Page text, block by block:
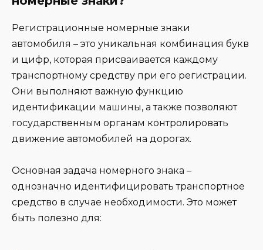
Регистрационные номерные знаки
автомобиля – это уникальная комбинация букв
и цифр, которая присваивается каждому
транспортному средству при его регистрации.
Они выполняют важную функцию
идентификации машины, а также позволяют
государственным органам контролировать
движение автомобилей на дорогах.
Основная задача номерного знака –
однозначно идентифицировать транспортное
средство в случае необходимости. Это может
быть полезно для: